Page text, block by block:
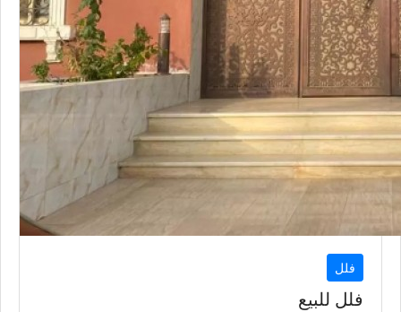
فلل
فلل للبيع